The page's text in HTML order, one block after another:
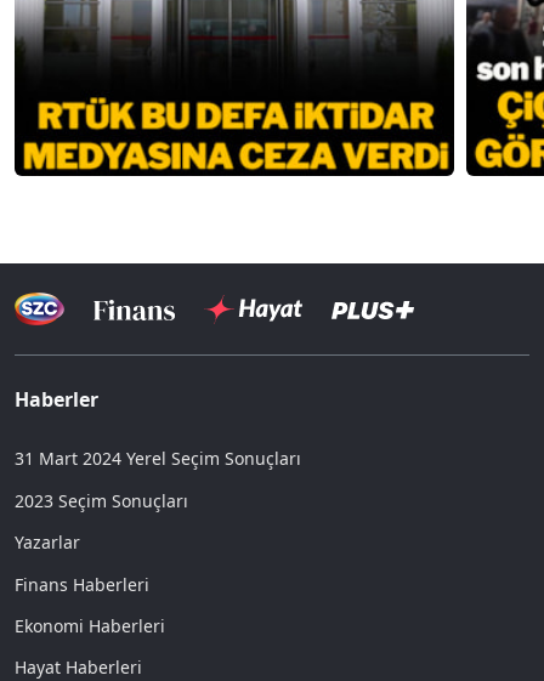
Haberler
31 Mart 2024 Yerel Seçim Sonuçları
2023 Seçim Sonuçları
Yazarlar
Finans Haberleri
Ekonomi Haberleri
Hayat Haberleri